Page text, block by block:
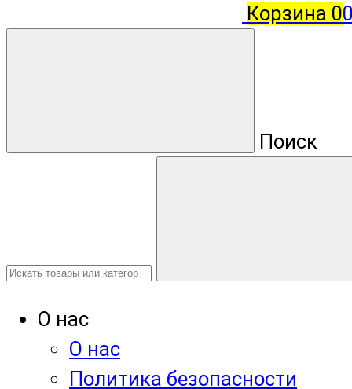
Корзина 0
Поиск
О нас
О нас
Политика безопасности